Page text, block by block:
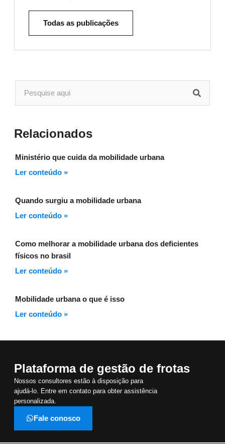
Todas as publicações
Relacionados
Ministério que cuida da mobilidade urbana
Ler conteúdo »
Quando surgiu a mobilidade urbana
Ler conteúdo »
Como melhorar a mobilidade urbana dos deficientes
físicos no brasil
Ler conteúdo »
Mobilidade urbana o que é isso
Ler conteúdo »
Plataforma de gestão de frotas
Nossos consultores estão à disposição para
ajudá-lo. Entre em contato para obter assistência
personalizada.
Fale conosco